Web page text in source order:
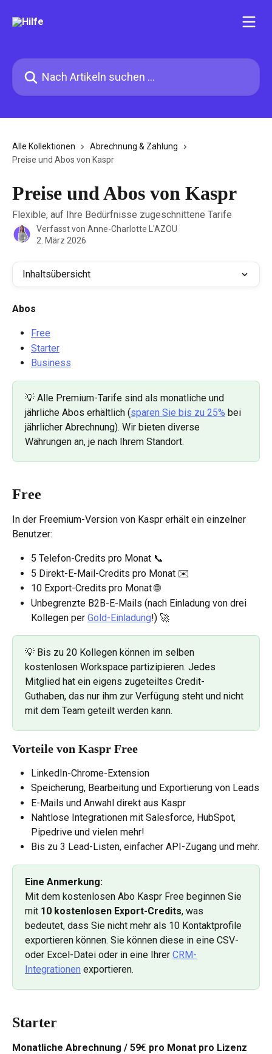
Nach Artikeln suchen …
Alle Kollektionen
Abrechnung & Zahlung
Preise und Abos von Kaspr
Preise und Abos von Kaspr
Flexible, auf Ihre Bedürfnisse zugeschnittene Tarife
Verfasst von Anne-Charlotte L'AZOU
2. März 2026
Inhaltsübersicht
Abos
Free
Starter
Business
💡 Alle Premium-Tarife sind als monatliche und
jährliche Abos erhältlich (sparen Sie bis zu 25% bei
jährlicher Abrechnung). Wir bieten diverse
Währungen an, je nach Ihrem Standort.
Free
In der Freemium-Version von Kaspr erhält ein einzelner
Benutzer:
5 Telefon-Credits pro Monat 📞
5 Direkt-E-Mail-Credits pro Monat ✉️
10 Export-Credits pro Monat 🌐
Unbegrenzte B2B-E-Mails (nach Einladung von drei
Kollegen per Gold-Einladung!) 🚀
💡 Bis zu 20 Kollegen können im selben
kostenlosen Workspace partizipieren. Jedes
Mitglied hat ein eigens zugeteiltes Credit-
Guthaben, das nur ihm zur Verfügung steht und nicht
mit dem Team geteilt werden kann.
Vorteile von Kaspr Free
LinkedIn-Chrome-Extension
Speicherung, Bearbeitung und Exportierung von Leads
E-Mails und Anwahl direkt aus Kaspr
Nahtlose Integrationen mit Salesforce, HubSpot,
Pipedrive und vielen mehr!
Bis zu 3 Lead-Listen, einfacher API-Zugang und mehr.
Eine Anmerkung:
Mit dem kostenlosen Abo Kaspr Free beginnen Sie
mit 10 kostenlosen Export-Credits, was
bedeutet, dass Sie nicht mehr als 10 Kontaktprofile
exportieren können. Sie können diese in eine CSV-
oder Excel-Datei oder in eine Ihrer CRM-
Integrationen exportieren.
Starter
Monatliche Abrechnung / 59€ pro Monat pro Lizenz